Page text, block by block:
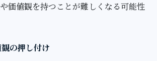
価値観を持つことが難しくなる可能性
の押し付け